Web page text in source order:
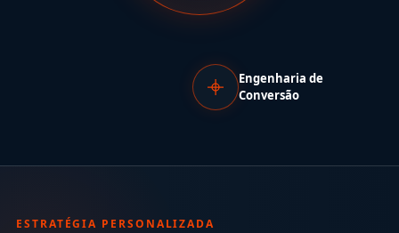
Engenharia de
Conversão
ESTRATÉGIA PERSONALIZADA